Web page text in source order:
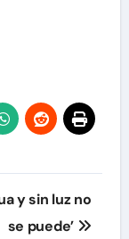
y sin luz no
se puede’